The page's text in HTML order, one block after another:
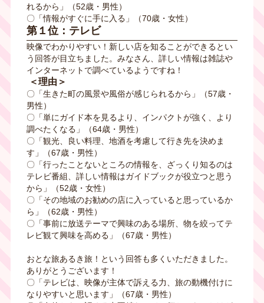
れるから」（52歳・男性）
〇「情報がすぐに手に入る」（70歳・女性）
第１位：テレビ
映像でわかりやすい！新しい店を知ることができるとい
う回答が目立ちました。みなさん、詳しい情報は雑誌や
インターネットで調べているようですね！
＜理由＞
〇「生きた町の風景や風俗が感じられるから」（57歳・
男性）
〇「単にガイド本を見るより、インパクトが強く、より
調べたくなる」（64歳・男性）
〇「観光、良い料理、地酒を考慮して行き先を決めま
す」（67歳・男性）
〇「行ったことないところの情報を、ざっくり知るのは
テレビ番組、詳しい情報はガイドブックが役立つと思う
から」（52歳・女性）
〇「その地域のお勧めの店に入っていると思っているか
ら」（62歳・男性）
〇「事前に放送テーマで興味のある場所、物を絞ってテ
レビ観て興味を高める」（67歳・男性）
おとな旅あるき旅！という回答も多くいただきました。
ありがとうございます！
〇「テレビは、映像が主体で訴える力、旅の動機付けに
なりやすいと思います」（67歳・男性）